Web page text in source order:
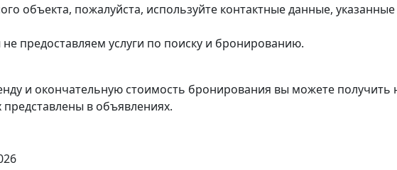
объекта, пожалуйста, используйте контактные данные,
предоставляем услуги по поиску и бронированию.
и окончательную стоимость бронирования вы можете получить
в объявлениях.